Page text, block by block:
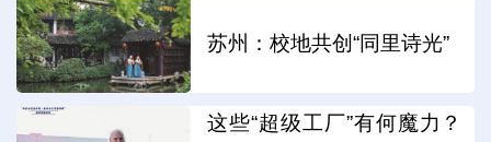
苏州：校地共创“同里诗光”
这些“超级工厂”有何魔力？